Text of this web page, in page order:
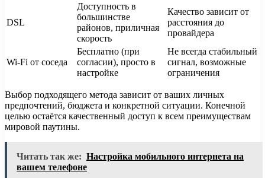
DSL
Доступность в
большинстве
районов, приличная
скорость
Качество зависит от
расстояния до
провайдера
Wi-Fi от соседа
Бесплатно (при
согласии), просто в
настройке
Не всегда стабильный
сигнал, возможные
ограничения
Выбор подходящего метода зависит от ваших личных
предпочтений, бюджета и конкретной ситуации. Конечной
целью остаётся качественный доступ к всем преимуществам
мировой паутины.
Читать так же: Настройка мобильного интернета на
вашем телефоне